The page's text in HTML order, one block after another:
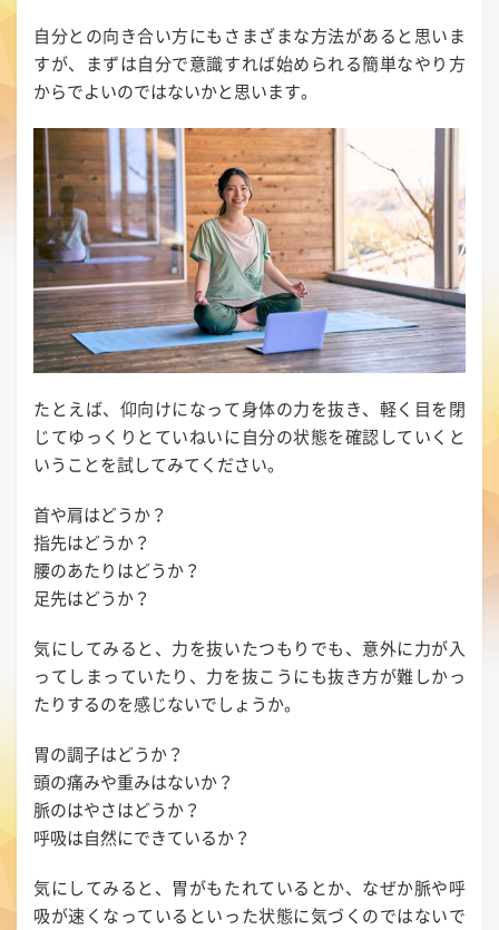
自分との向き合い方にもさまざまな方法があると思いま
すが、まずは自分で意識すれば始められる簡単なやり方
からでよいのではないかと思います。
たとえば、仰向けになって身体の力を抜き、軽く目を閉
じてゆっくりとていねいに自分の状態を確認していくと
いうことを試してみてください。
首や肩はどうか？
指先はどうか？
腰のあたりはどうか？
足先はどうか？
気にしてみると、力を抜いたつもりでも、意外に力が入
ってしまっていたり、力を抜こうにも抜き方が難しかっ
たりするのを感じないでしょうか。
胃の調子はどうか？
頭の痛みや重みはないか？
脈のはやさはどうか？
呼吸は自然にできているか？
気にしてみると、胃がもたれているとか、なぜか脈や呼
吸が速くなっているといった状態に気づくのではないで